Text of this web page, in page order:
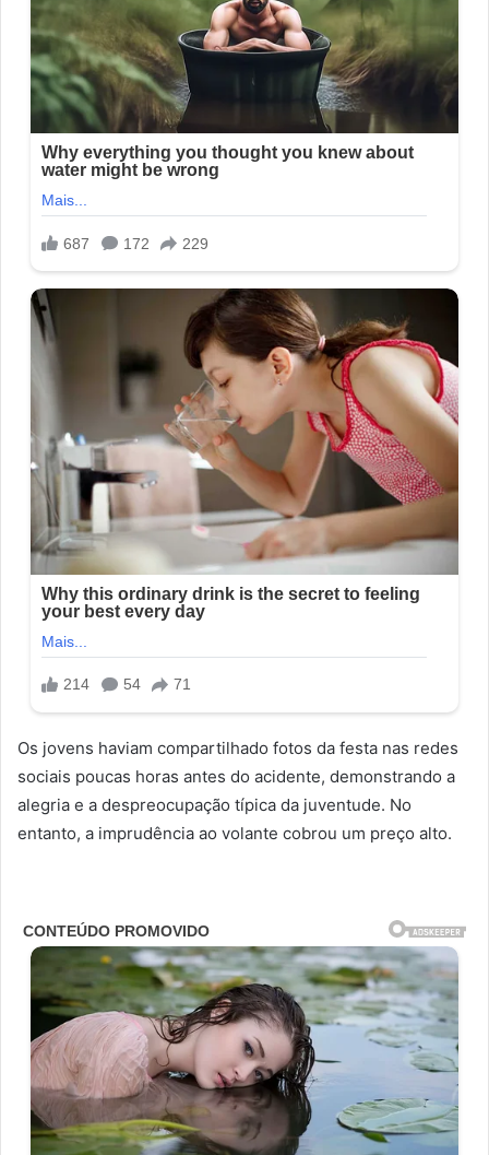
Os jovens haviam compartilhado fotos da festa nas redes
sociais poucas horas antes do acidente, demonstrando a
alegria e a despreocupação típica da juventude. No
entanto, a imprudência ao volante cobrou um preço alto.